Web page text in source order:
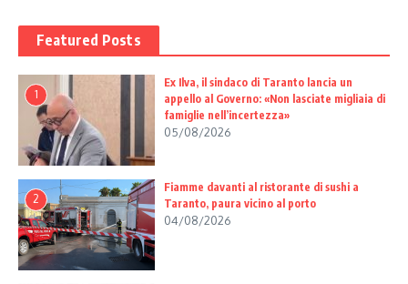
Featured Posts
1
Ex Ilva, il sindaco di Taranto lancia un
appello al Governo: «Non lasciate migliaia di
famiglie nell’incertezza»
05/08/2026
2
Fiamme davanti al ristorante di sushi a
Taranto, paura vicino al porto
04/08/2026